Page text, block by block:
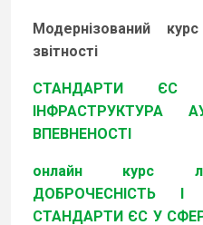
Модернізований
звітності
СТАНДАРТИ ЄС
ІНФРАСТРУКТУРА
ВПЕВНЕНОСТІ
онлайн курс
ДОБРОЧЕСНІСТЬ І
СТАНДАРТИ ЄС У